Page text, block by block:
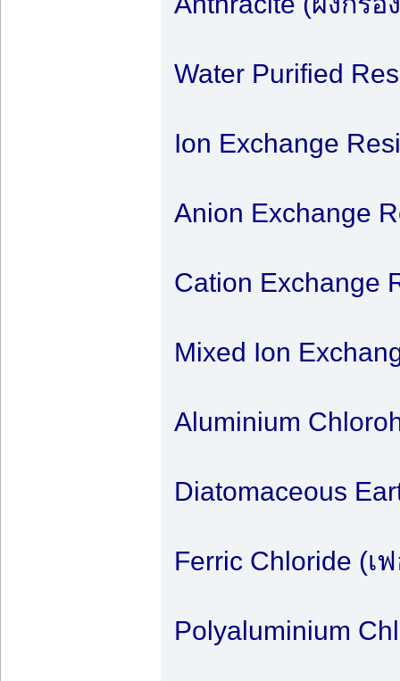
Water Purified
Ion Exchange
Anion Exchange
Cation Exchange
Mixed Ion
Aluminium
Diatomaceous
Ferric Chloride (เ
Polyaluminium